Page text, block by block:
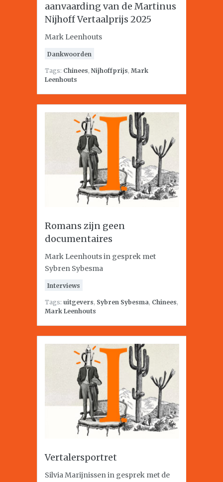
aanvaarding van de Martinus
Nijhoff Vertaalprijs 2025
Mark Leenhouts
Dankwoorden
Tags: Chinees, Nijhoffprijs, Mark
Leenhouts
Romans zijn geen
documentaires
Mark Leenhouts in gesprek met
Sybren Sybesma
Interviews
Tags: uitgevers, Sybren Sybesma, Chinees,
Mark Leenhouts
Vertalersportret
Silvia Marijnissen in gesprek met de